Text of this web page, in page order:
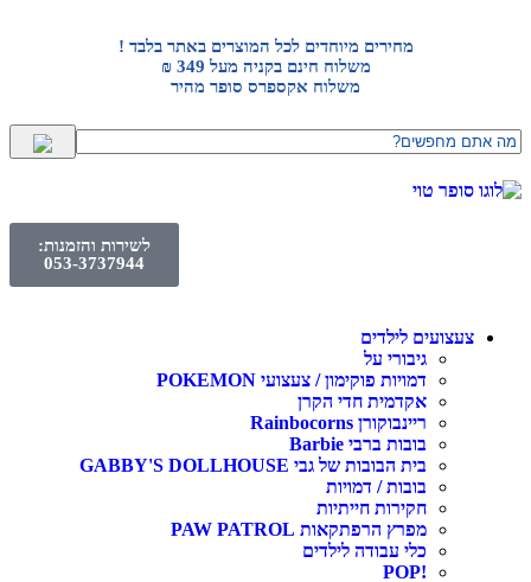
מחירים מיוחדים לכל המוצרים באתר בלבד !
משלוח חינם בקניה מעל 349 ₪
משלוח אקספרס סופר מהיר
לשירות והזמנות:
053-3737944
לילדים
גיבורי על
דמויות פוקימון / צעצועי POKEMON
אקדמית חדי הקרן
ריינבוקורן Rainbocorns
בובות ברבי Barbie
בית הבובות של גבי GABBY'S DOLLHOUSE
בובות / דמויות
חקירות חייתיות
מפרץ הרפתקאות PAW PATROL
כלי עבודה לילדים